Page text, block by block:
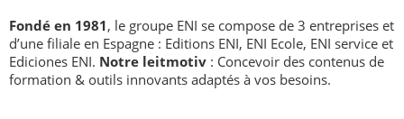
Fondé en 1981, le groupe ENI se compose de 3 entreprises et
d’une filiale en Espagne : Editions ENI, ENI Ecole, ENI service et
Ediciones ENI. Notre leitmotiv : Concevoir des contenus de
formation & outils innovants adaptés à vos besoins.